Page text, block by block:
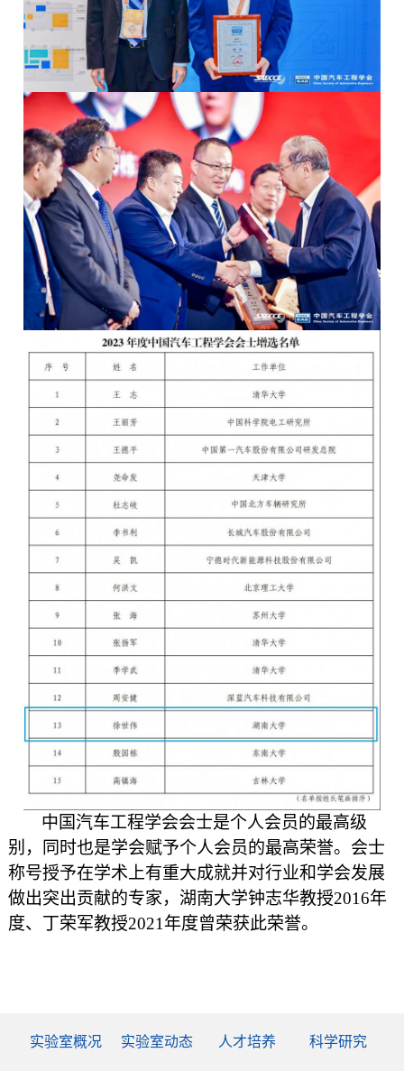
中国汽车工程学会会士是个人会员的最高级
别，同时也是学会赋予个人会员的最高荣誉。会士
称号授予在学术上有重大成就并对行业和学会发展
做出突出贡献的专家，湖南大学钟志华教授2016年
度、丁荣军教授2021年度曾荣获此荣誉。
实验室概况 实验室动态 人才培养 科学研究